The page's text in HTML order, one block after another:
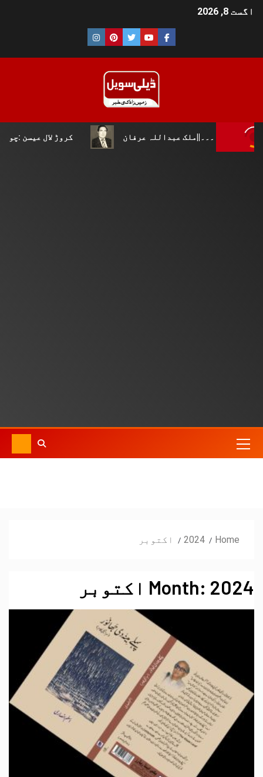
اگست 8, 2026
کروڑ لال عیسن :چوپال کلچرل عبداللہ عرفان
Home
2024 اکتوبر
Month: 2024 اکتوبر